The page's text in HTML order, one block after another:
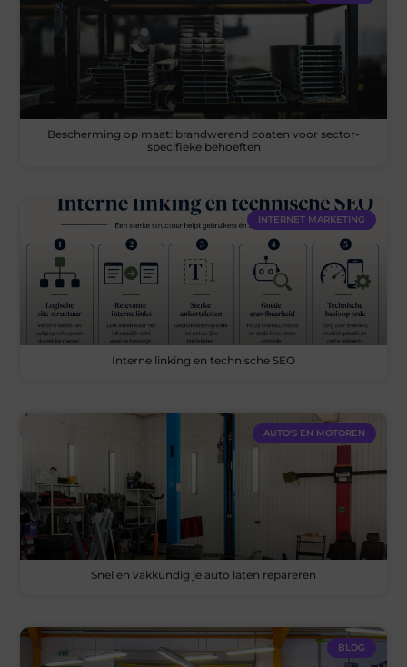
Bescherming op maat: brandwerend coaten voor sector-
specifieke behoeften
INTERNET MARKETING
Interne linking en technische SEO
AUTO'S EN MOTOREN
Snel en vakkundig je auto laten repareren
BLOG